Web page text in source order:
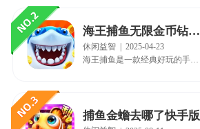
海王捕鱼无限金币钻石版
休闲益智
2025-04-23
海王捕鱼是一款经典好玩的手机真人街机捕鱼手游，不仅继承了街机捕鱼的经典玩法，完美还原了画面质量，让玩家在手机上也能感受到街机的快感，同时还支持真人联机同屏捕鱼，让玩家可以与好友一起享受捕鱼的乐趣。在游戏中玩家将作为捕鱼人，你需要不断的点击屏幕，发射捕鱼弹头，即可轻轻松松的捕获品种众多的海底鱼群，超级的简单易上手。
捕鱼金蟾去哪了快手版